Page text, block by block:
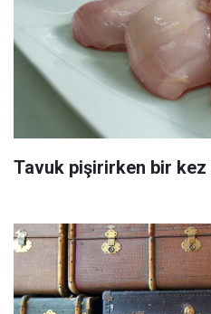
Tavuk pişirirken bir kez